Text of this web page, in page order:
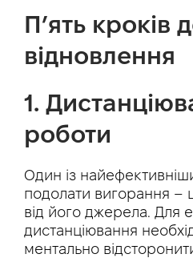
П’ять кроків
відновлення
1.
роботи
Один із
подолати вигорання –
від його джерела. Для
дистанціювання
ментально